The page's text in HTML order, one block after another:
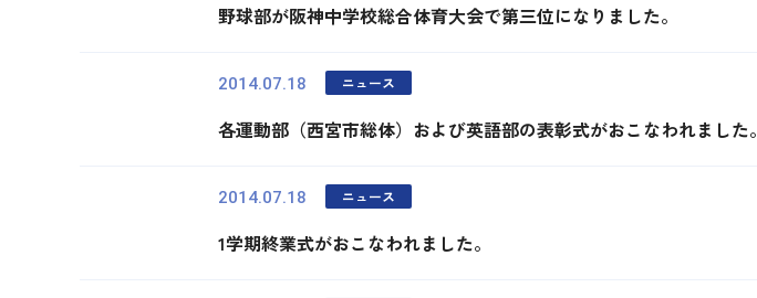
野球部が阪神中学校総合体育大会で第三位になりました。
2014.07.18 ニュース
各運動部（西宮市総体）および英語部の表彰式がおこなわれました。
2014.07.18 ニュース
1学期終業式がおこなわれました。